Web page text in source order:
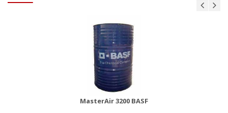
MasterAir 3200 BASF
MasterBrace ADH 1406 (Concresive)
Ürün Detayı